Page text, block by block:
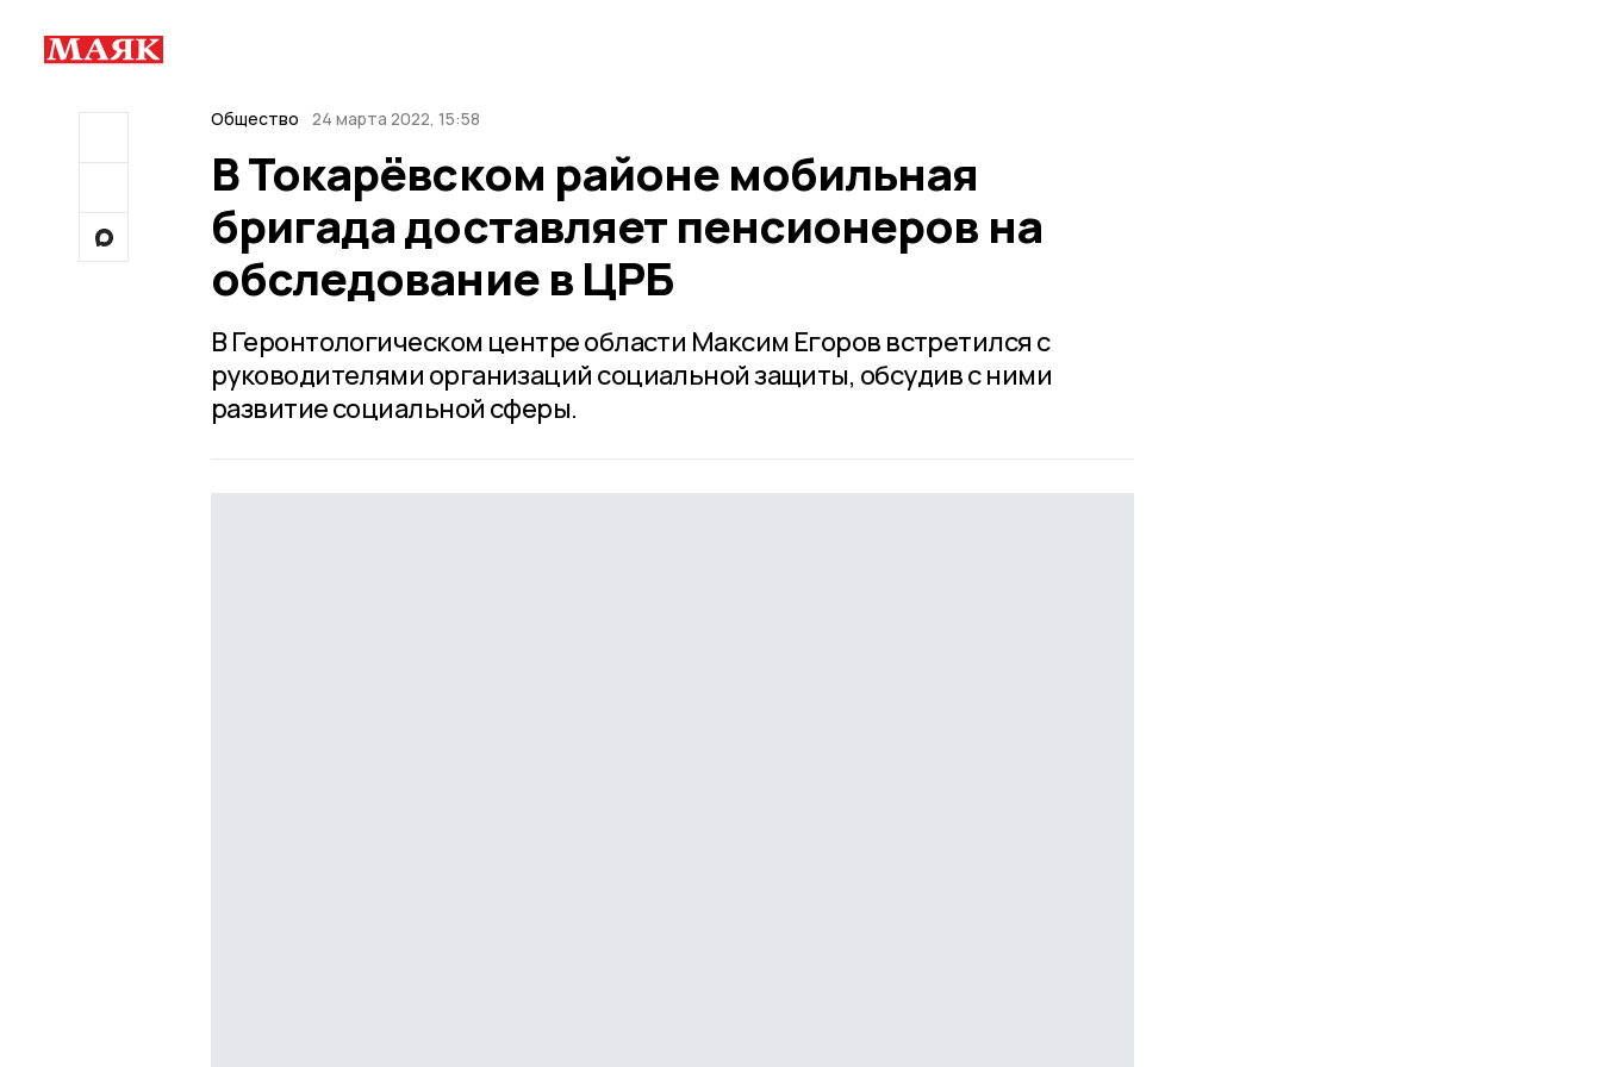
Общество 24 марта 2022, 15:58
В Токарёвском районе мобильная
бригада доставляет пенсионеров на
обследование в ЦРБ
В Геронтологическом центре области Максим Егоров встретился с
руководителями организаций социальной защиты, обсудив с ними
развитие социальной сферы.